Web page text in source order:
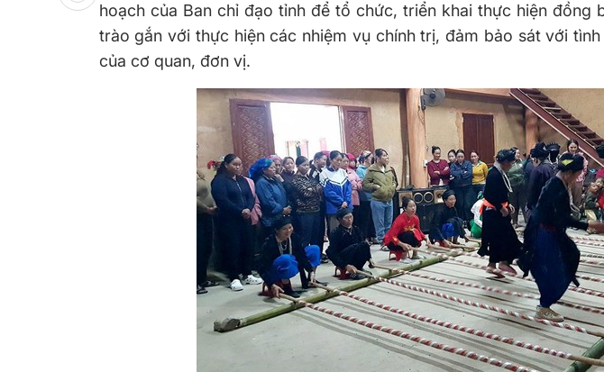
hoạch của Ban chỉ đạo tỉnh để tổ chức, triển khai thực hiện đồng
trào gắn với thực hiện các nhiệm vụ chính trị, đảm bảo sát với
của cơ quan, đơn vị.